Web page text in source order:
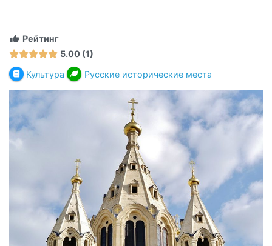
Рейтинг
5.00 1
Культура
Русские исторические места